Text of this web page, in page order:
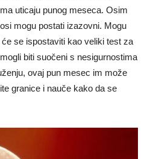
uticaju punog meseca. Osim
mogu postati izazovni. Mogu
se ispostaviti kao veliki test za
biti suočeni s nesigurnostima
ovaj pun mesec im može
granice i nauče kako da se